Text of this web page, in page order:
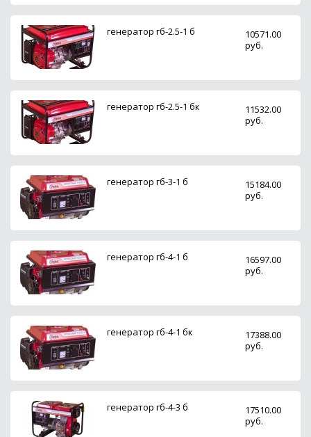
генератор гб-2.5-1 б
10571.00
руб.
генератор гб-2.5-1 бк
11532.00
руб.
генератор гб-3-1 б
15184.00
руб.
генератор гб-4-1 б
16597.00
руб.
генератор гб-4-1 бк
17388.00
руб.
генератор гб-4-3 б
17510.00
руб.